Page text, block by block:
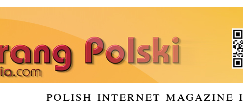
polish internet